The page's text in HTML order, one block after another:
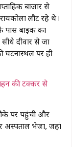
बाजार से
लौट रहे थे।
पास बाइक का
दीवार से जा
घटनास्थल पर ही
की टक्कर से
पर पहुंची और
अस्पताल भेजा, जहां